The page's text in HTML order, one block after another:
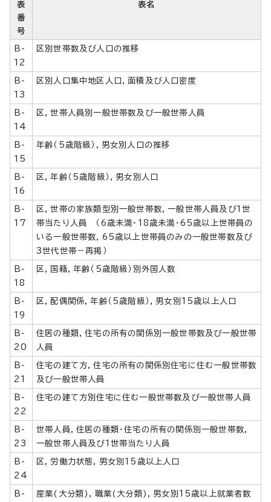
表
番
号
表名
B-
12
区別世帯数及び人口の推移
B-
13
区別人口集中地区人口，面積及び人口密度
B-
14
区，世帯人員別一般世帯数及び一般世帯人員
B-
15
年齢（5歳階級），男女別人口の推移
B-
16
区，年齢（5歳階級），男女別人口
B-
17
区，世帯の家族類型別一般世帯数，一般世帯人員及び1世
帯当たり人員 （6歳未満・18歳未満・65歳以上世帯員の
いる一般世帯数，65歳以上世帯員のみの一般世帯数及び
3世代世帯－再掲）
B-
18
区，国籍，年齢（5歳階級）別外国人数
B-
19
区，配偶関係，年齢（5歳階級），男女別15歳以上人口
B-
20
住居の種類，住宅の所有の関係別一般世帯数及び一般世帯
人員
B-
21
住宅の建て方，住宅の所有の関係別住宅に住む一般世帯数
及び一般世帯人員
B-
22
住宅の建て方別住宅に住む一般世帯数及び一般世帯人員
B-
23
世帯人員，住居の種類・住宅の所有の関係別一般世帯数，
一般世帯人員及び1世帯当たり人員
B-
24
区，労働力状態，男女別15歳以上人口
B-
産業(大分類)，職業(大分類)，男女別15歳以上就業者数